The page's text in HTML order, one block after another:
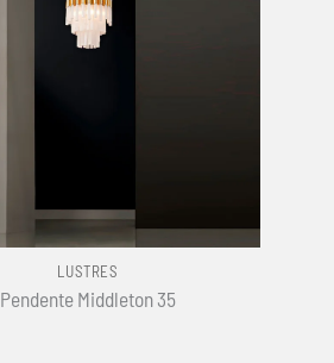
LUSTRES
Pendente Middleton 35